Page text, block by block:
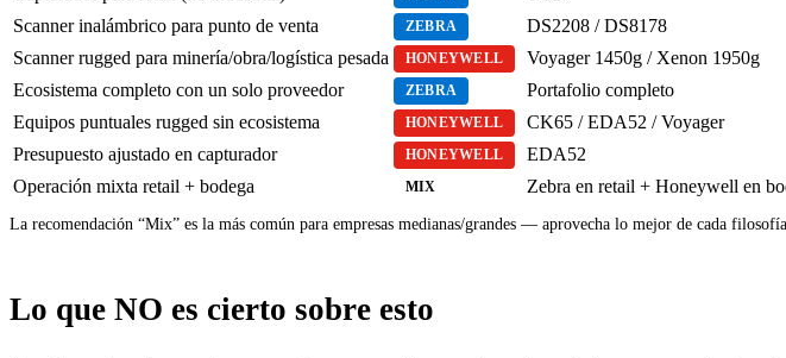
Scanner inalámbrico para punto de venta
ZEBRA DS2208 / DS8178
Scanner rugged para minería/obra/logística pesada
HONEYWELL Voyager 1450g / Xenon 1950g
Ecosistema completo con un solo proveedor
ZEBRA Portafolio completo
Equipos puntuales rugged sin ecosistema
HONEYWELL CK65 / EDA52 / Voyager
Presupuesto ajustado en capturador
HONEYWELL EDA52
Operación mixta retail + bodega
MIX Zebra en retail + Honeywell en
La recomendación “Mix” es la más común para empresas medianas/grandes — aprovecha lo mejor de cada
Lo que NO es cierto sobre esto